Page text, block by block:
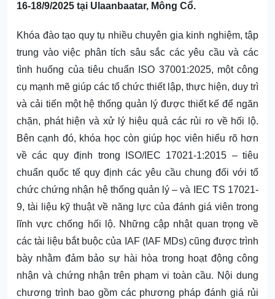
16-18/9/2025 tại Ulaanbaatar, Mông Cổ.
Khóa đào tạo quy tụ nhiều chuyên gia kinh nghiệm, tập
trung vào việc phân tích sâu sắc các yêu cầu và các
tình huống của tiêu chuẩn ISO 37001:2025, một công
cụ mạnh mẽ giúp các tổ chức thiết lập, thực hiện, duy trì
và cải tiến một hệ thống quản lý được thiết kế để ngăn
chặn, phát hiện và xử lý hiệu quả các rủi ro về hối lộ.
Bên cạnh đó, khóa học còn giúp học viên hiểu rõ hơn
về các quy định trong ISO/IEC 17021-1:2015 – tiêu
chuẩn quốc tế quy định các yêu cầu chung đối với tổ
chức chứng nhận hệ thống quản lý – và IEC TS 17021-
9, tài liệu kỹ thuật về năng lực của đánh giá viên trong
lĩnh vực chống hối lộ. Những cập nhật quan trọng về
các tài liệu bắt buộc của IAF (IAF MDs) cũng được trình
bày nhằm đảm bảo sự hài hòa trong hoạt động công
nhận và chứng nhận trên phạm vi toàn cầu. Nội dung
chương trình bao gồm các phương pháp đánh giá rủi